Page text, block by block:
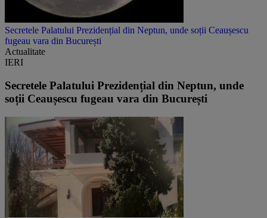
Secretele Palatului Prezidențial din Neptun, unde soții Ceaușescu
fugeau vara din București
Actualitate
IERI
Secretele Palatului Prezidențial din Neptun, unde
soții Ceaușescu fugeau vara din București